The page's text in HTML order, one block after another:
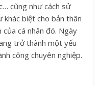
cũng như cách sử
biệt cho bản thân
cá nhân đó. Ngày
trở thành một yếu
công chuyên nghiệp.